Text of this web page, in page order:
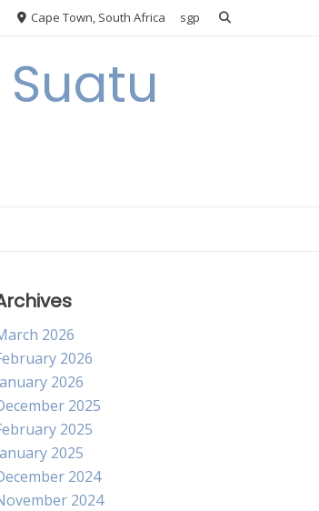
Cape Town, South Africa sgp
2026
2026
2026
2025
2025
2025
2024
2024